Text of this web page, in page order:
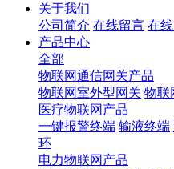
关于我们
公司简介 在线留言 在
产品中心
全部
物联网通信网关产品
物联网室外型网关 物联
医疗物联网产品
一键报警终端 输液终端
环
电力物联网产品